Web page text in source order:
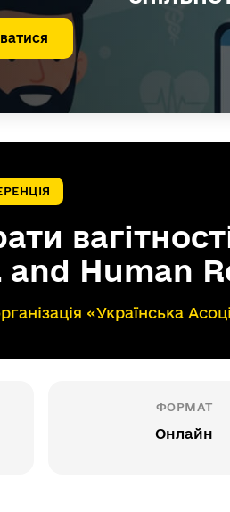
Human
«Українська
ФОРМАТ
Онлайн